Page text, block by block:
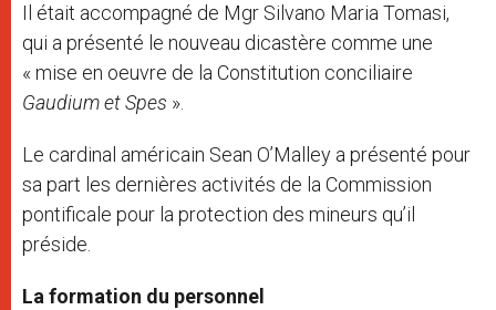
Il était accompagné de Mgr Silvano Maria Tomasi,
qui a présenté le nouveau dicastère comme une
« mise en oeuvre de la Constitution conciliaire
Gaudium et Spes ».
Le cardinal américain Sean O’Malley a présenté pour
sa part les dernières activités de la Commission
pontificale pour la protection des mineurs qu’il
préside.
La formation du personnel